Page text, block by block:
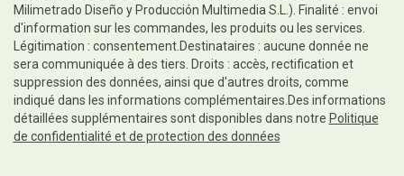
Milimetrado Diseño y Producción Multimedia S.L.). Finalité : envoi
d'information sur les commandes, les produits ou les services.
Légitimation : consentement.Destinataires : aucune donnée ne
sera communiquée à des tiers. Droits : accès, rectification et
suppression des données, ainsi que d'autres droits, comme
indiqué dans les informations complémentaires.Des informations
détaillées supplémentaires sont disponibles dans notre Politique
de confidentialité et de protection des données